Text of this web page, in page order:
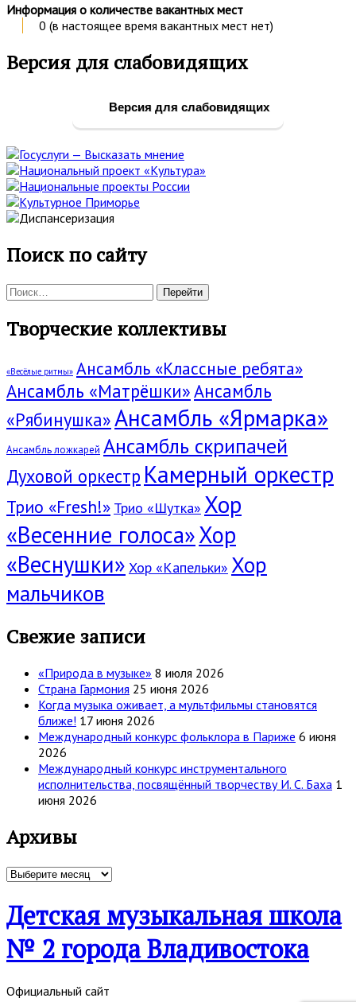
Информация о количестве вакантных мест
0 (в настоящее время вакантных мест нет)
Основная
Версия для слабовидящих
Версия для слабовидящих
Поиск по сайту
Поиск:
Творческие коллективы
«Весёлые ритмы» Ансамбль «Классные ребята»
Ансамбль «Матрёшки»Ансамбль
«Рябинушка»Ансамбль «Ярмарка»
Ансамбль ложкарей Ансамбль скрипачей
Духовой оркестр Камерный оркестр
Трио «Fresh!» Трио «Шутка» Хор
«Весенние голоса»Хор
«Веснушки» Хор «Капельки» Хор
мальчиков
Свежие записи
«Природа в музыке» 8 июля 2026
Страна Гармония 25 июня 2026
Когда музыка оживает, а мультфильмы становятся
ближе! 17 июня 2026
Международный конкурс фольклора в Париже 6 июня
2026
Международный конкурс инструментального
исполнительства, посвящённый творчеству И. С. Баха 1
июня 2026
Архивы
Архивы
Детская музыкальная школа
№ 2 города Владивостока
Официальный сайт